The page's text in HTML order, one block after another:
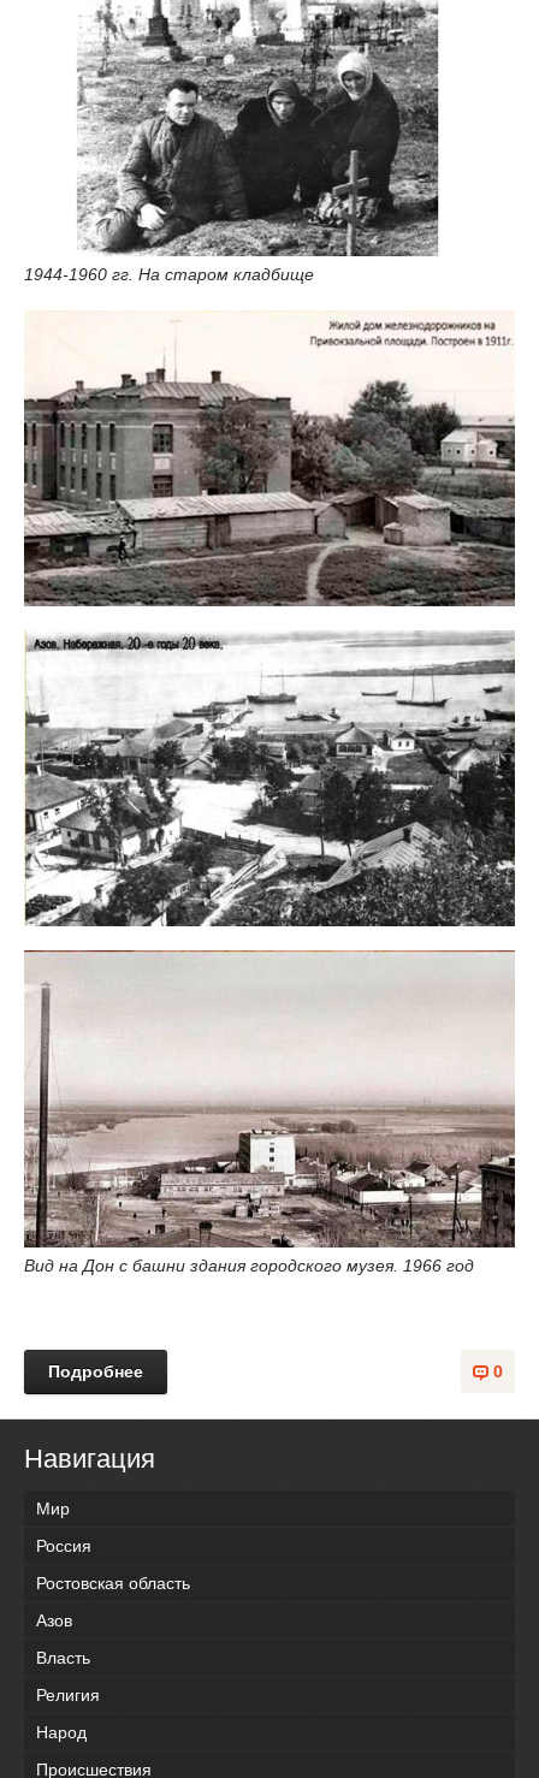
1944-1960 гг. На старом кладбище
Вид на Дон с башни здания городского музея. 1966 год
0
Подробнее
Навигация
Мир
Россия
Ростовская область
Азов
Власть
Религия
Народ
Происшествия